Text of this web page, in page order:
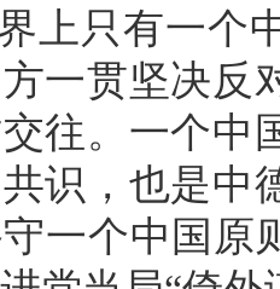
上只有一个
一贯坚决反
往。一个中
识，也是中
一个中国原